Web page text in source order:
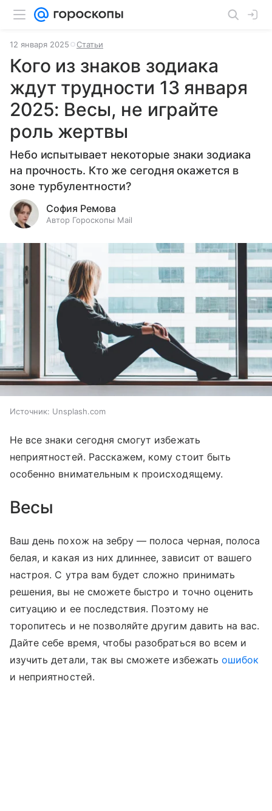
12 января 2025 Статьи
Кого из знаков зодиака
ждут трудности 13 января
2025: Весы, не играйте
роль жертвы
Небо испытывает некоторые знаки зодиака
на прочность. Кто же сегодня окажется в
зоне турбулентности?
София Ремова
Автор Гороскопы Mail
Источник: Unsplash.com
Не все знаки сегодня смогут избежать
неприятностей. Расскажем, кому стоит быть
особенно внимательным к происходящему.
Весы
Ваш день похож на зебру — полоса черная, полоса
белая, и какая из них длиннее, зависит от вашего
настроя. С утра вам будет сложно принимать
решения, вы не сможете быстро и точно оценить
ситуацию и ее последствия. Поэтому не
торопитесь и не позволяйте другим давить на вас.
Дайте себе время, чтобы разобраться во всем и
изучить детали, так вы сможете избежать ошибок
и неприятностей.